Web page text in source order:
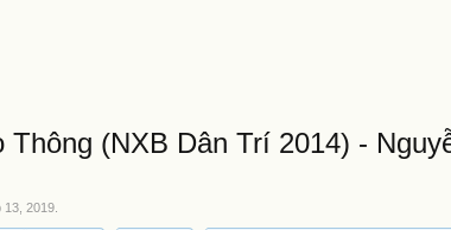
Thông (NXB Dân Trí 2014) -
13, 2019